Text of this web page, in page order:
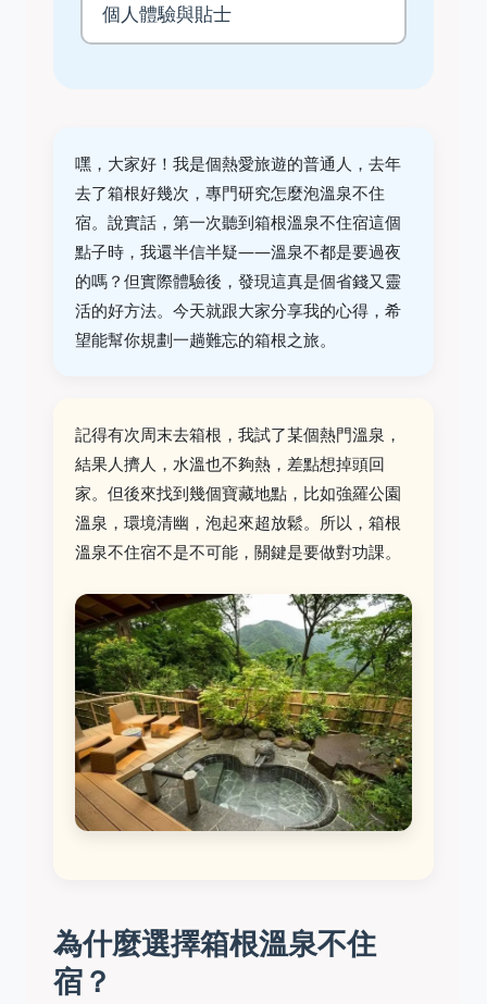
個人體驗與貼士
嘿，大家好！我是個熱愛旅遊的普通人，去年
去了箱根好幾次，專門研究怎麼泡溫泉不住
宿。說實話，第一次聽到箱根溫泉不住宿這個
點子時，我還半信半疑——溫泉不都是要過夜
的嗎？但實際體驗後，發現這真是個省錢又靈
活的好方法。今天就跟大家分享我的心得，希
望能幫你規劃一趟難忘的箱根之旅。
記得有次周末去箱根，我試了某個熱門溫泉，
結果人擠人，水溫也不夠熱，差點想掉頭回
家。但後來找到幾個寶藏地點，比如強羅公園
溫泉，環境清幽，泡起來超放鬆。所以，箱根
溫泉不住宿不是不可能，關鍵是要做對功課。
為什麼選擇箱根溫泉不住
宿？